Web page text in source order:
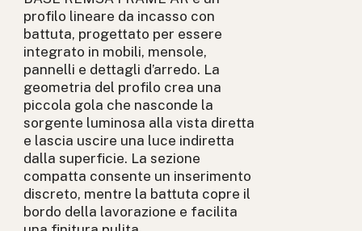
profilo lineare da incasso con
battuta, progettato per essere
integrato in mobili, mensole,
pannelli e dettagli d’arredo. La
geometria del profilo crea una
piccola gola che nasconde la
sorgente luminosa alla vista diretta
e lascia uscire una luce indiretta
dalla superficie. La sezione
compatta consente un inserimento
discreto, mentre la battuta copre il
bordo della lavorazione e facilita